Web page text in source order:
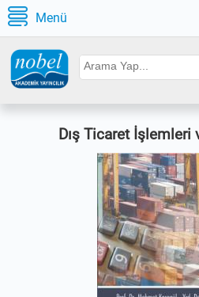
Menü
Dış Ticaret İşlemleri